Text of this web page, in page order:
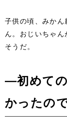
子供の頃、みか
ん。おじいちゃ
そうだ。
―初めて
かったの